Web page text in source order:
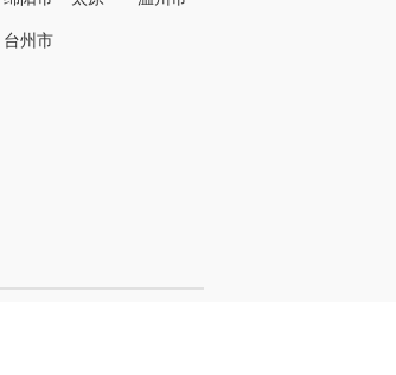
台州市